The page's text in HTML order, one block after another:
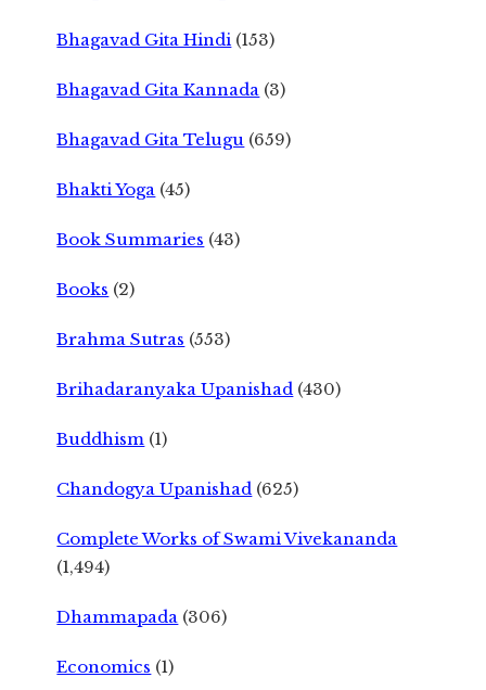
Bhagavad Gita Hindi (153)
Bhagavad Gita Kannada (3)
Bhagavad Gita Telugu (659)
Bhakti Yoga (45)
Book Summaries (43)
Books (2)
Brahma Sutras (553)
Brihadaranyaka Upanishad (430)
Buddhism (1)
Chandogya Upanishad (625)
Complete Works of Swami Vivekananda
(1,494)
Dhammapada (306)
Economics (1)